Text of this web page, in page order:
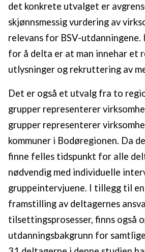
det konkrete utvalget er
skjønnsmessig vurdering av
relevans for BSV-
for å delta er at man innehar et
utlysninger og rekruttering av
Det er også et utvalg fra to
grupper representerer
grupper representerer
kommuner i Bodøregionen. Da
finne felles tidspunkt for alle
nødvendig med individuelle
gruppeintervjuene. I tillegg til
framstilling av deltagernes
tilsettingsprosesser, finns også
utdanningsbakgrunn for